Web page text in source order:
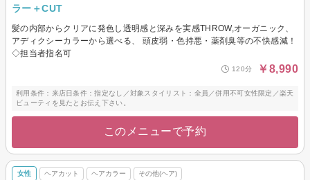
ラー＋CUT
髪の内部からクリアに発色し透明感と深みを実感THROW,オーガニック、
アディクシーカラーから選べる、 頭皮弱・色持悪・薬剤臭等の不快感減！
◇担当者指名可
120分 ￥8,990
利用条件：来店日条件：指定なし／対象スタイリスト：全員／併用不可女性限定／楽天
ビューティを見たとお伝え下さい。
このメニューで予約
女性 ヘアカット ヘアカラー その他(ヘア)